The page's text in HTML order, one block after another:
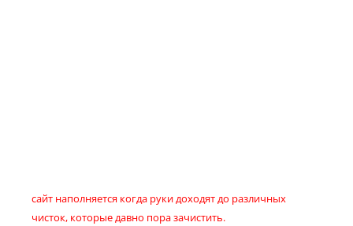
сайт наполняется когда руки доходят до различных
чисток, которые давно пора зачистить.